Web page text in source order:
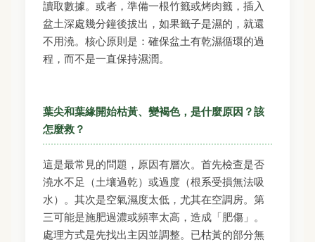
讀取數據。或者，準備一根竹籤或烤肉籤，插入
盆土深處幾分鐘後拔出，如果籤子是濕的，就還
不用澆。核心原則是：確保盆土有乾濕循環的過
程，而不是一直保持濕潤。
葉尖和葉緣開始枯黃、變褐色，是什麼原因？該
怎麼救？
這是最常見的問題，原因有層次。首先檢查是否
澆水不足（土壤過乾）或過度（根系受損無法吸
水）。其次是空氣濕度太低，尤其在空調房。第
三可能是施肥過濃或頻率太高，造成「肥傷」。
處理方式是先找出主因並調整。已枯黃的部分無